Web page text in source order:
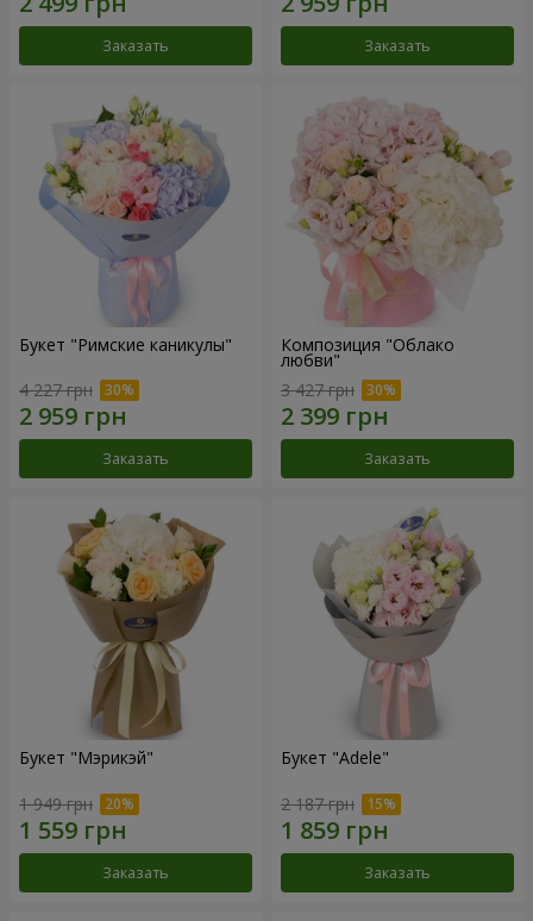
Заказать Заказать
Букет "Римские каникулы"
4 227 грн
Заказать
Композиция "Облако
любви"
3 427 грн
Заказать
Букет "Мэрикэй"
1 949 грн
Заказать
Букет "Adele"
2 187 грн
Заказать